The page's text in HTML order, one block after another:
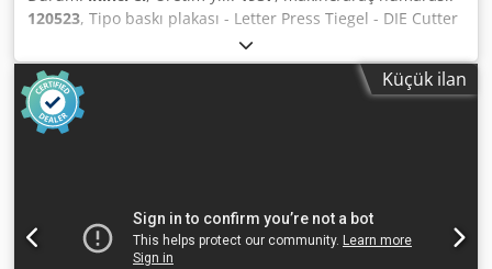
120523, Tipo baskı plakası - Letter Press Tiegel - DIE Cutter
Heidelberg OHTYıl 1957 - Seri No. 120523N Boyut min.: 40
x 70mm - maks. 260 x 380mm Hız min.: 2.200 sph - maks.
5.500 sph Standart şase: 260 x 340mm Djdpfx Aoh
Ayhrsgfeck İskelet kovalamacası: 260 x 350mmKomplett mit
Zubehör und Schließrahmen / Aletler ve aksesuarlarla
Stokta Emskirchen / Nürnberg - Test edilebilir
Küçük ilan